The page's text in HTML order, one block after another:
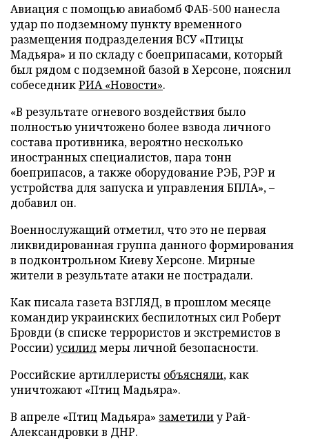
Авиация с помощью авиабомб ФАБ-500 нанесла
удар по подземному пункту временного
размещения подразделения ВСУ «Птицы
Мадьяра» и по складу с боеприпасами, который
был рядом с подземной базой в Херсоне, пояснил
собеседникРИА «Новости».
«В результате огневого воздействия было
полностью уничтожено более взвода личного
состава противника, вероятно несколько
иностранных специалистов, пара тонн
боеприпасов, а также оборудование РЭБ, РЭР и
устройства для запуска и управления БПЛА», –
добавил он.
Военнослужащий отметил, что это не первая
ликвидированная группа данного формирования
в подконтрольном Киеву Херсоне. Мирные
жители в результате атаки не пострадали.
Как писала газета ВЗГЛЯД, в прошлом месяце
командир украинских беспилотных сил Роберт
Бровди (в списке террористов и экстремистов в
России)усилилмеры личной безопасности.
Российские артиллеристы объясняли, как
уничтожают «Птиц Мадьяра».
В апреле «Птиц Мадьяра» заметилиу Рай-
Александровки в ДНР.